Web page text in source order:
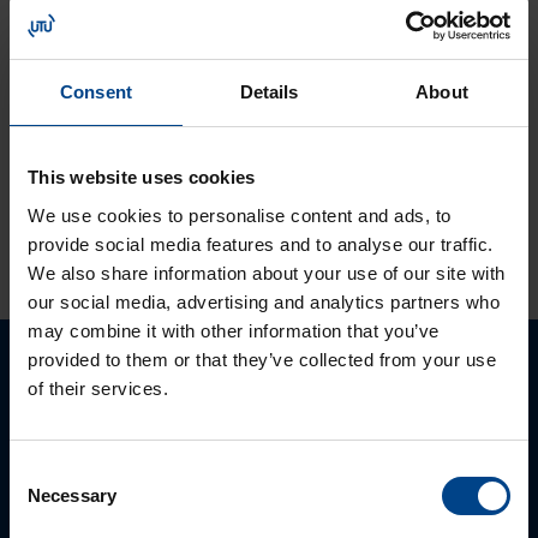
Consent Details About
This website uses cookies
We use cookies to personalise content and ads, to
provide social media features and to analyse our traffic.
We also share information about your use of our site with
our social media, advertising and analytics partners who
may combine it with other information that you’ve
provided to them or that they’ve collected from your use
of their services.
Selection
Necessary
Tutustu ja ota
käyttöön:
KATSO LISÄÄ ARTIKKELEITA
Ota yhteyttä!
Autamme mielellämme, jotta löydämme sinulle
sähköpostitse tai verkkolomakkeen kautta.